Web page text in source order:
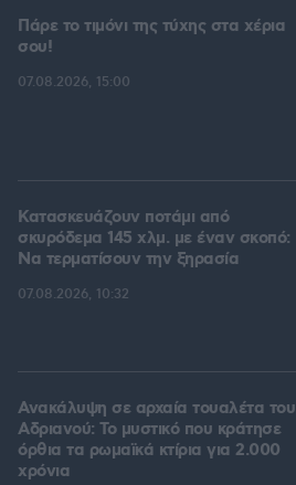
Πάρε το τιμόνι της τύχης στα χέρια
σου!
07.08.2026, 15:00
Κατασκευάζουν ποτάμι από
σκυρόδεμα 145 χλμ. με έναν σκοπό:
Να τερματίσουν την ξηρασία
07.08.2026, 10:32
Ανακάλυψη σε αρχαία τουαλέτα του
Αδριανού: Το μυστικό που κράτησε
όρθια τα ρωμαϊκά κτίρια για 2.000
χρόνια